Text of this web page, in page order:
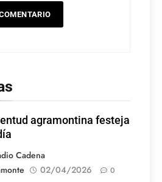
agramontina festeja
Cadena
02/04/2026 0